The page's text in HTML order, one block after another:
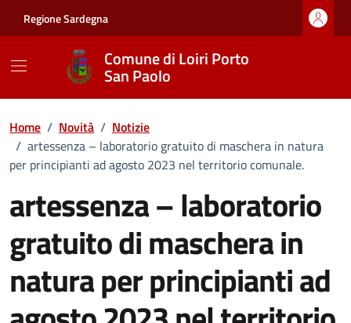
Regione Sardegna
Comune di Loiri Porto
San Paolo
Home / Novità / Notizie
/ artessenza – laboratorio gratuito di maschera in natura
per principianti ad agosto 2023 nel territorio comunale.
artessenza – laboratorio
gratuito di maschera in
natura per principianti ad